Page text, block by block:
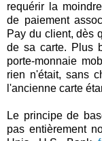
requérir la
de paiement
Pay du client, dès
de sa carte. Plus
porte-monnaie
rien n'était, sans
l'ancienne carte
Le principe de
pas entièrement